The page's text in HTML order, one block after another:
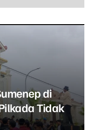
di
Tidak